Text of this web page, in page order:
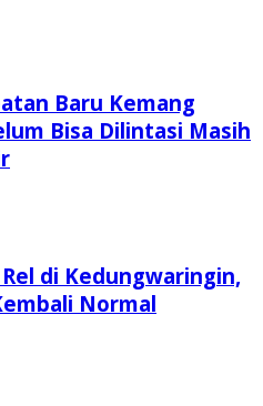
Baru Kemang
Bisa Dilintasi Masih
di Kedungwaringin,
Normal